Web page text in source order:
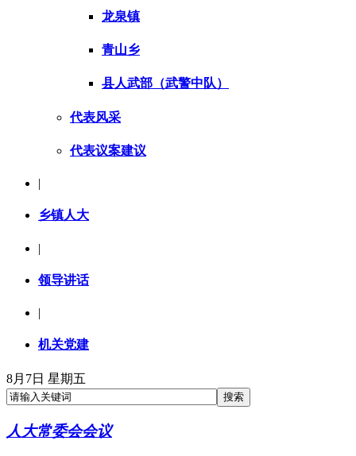
龙泉镇
青山乡
县人武部（武警中队）
代表风采
代表议案建议
|
乡镇人大
|
领导讲话
|
机关党建
8月7日 星期五
人大常委会会议